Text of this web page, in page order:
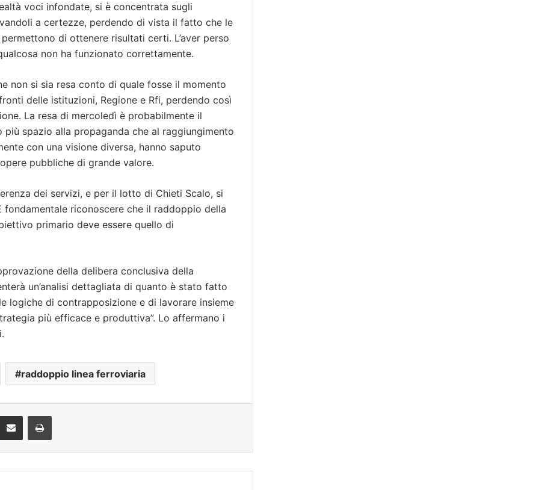
voci infondate, si è concentrata sugli
a certezze, perdendo di vista il fatto che le
di ottenere risultati certi. L’aver perso
non ha funzionato correttamente.
non si sia resa conto di quale fosse il momento
delle istituzioni, Regione e Rfi, perdendo così
La resa di mercoledì è probabilmente il
spazio alla propaganda che al raggiungimento
con una visione diversa, hanno saputo
pubbliche di grande valore.
dei servizi, e per il lotto di Chieti Scalo, si
riconoscere che il raddoppio della
primario deve essere quello di
della delibera conclusiva della
un’analisi dettagliata di quanto è stato fatto
logiche di contrapposizione e di lavorare insieme
più efficace e produttiva”. Lo affermano i
raddoppio linea ferroviaria